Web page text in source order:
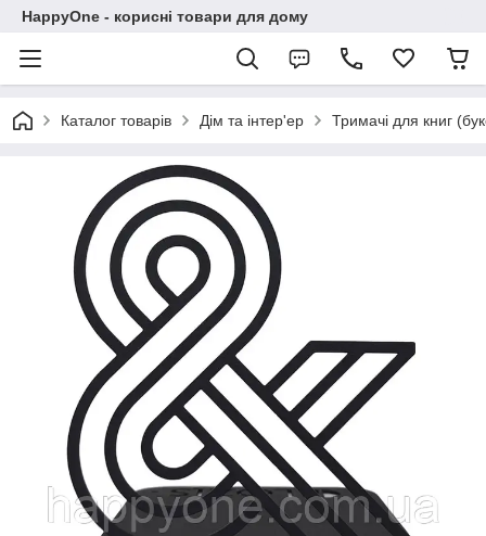
HappyOne - корисні товари для дому
Каталог товарів Дім та інтер'ер Тримачі для книг